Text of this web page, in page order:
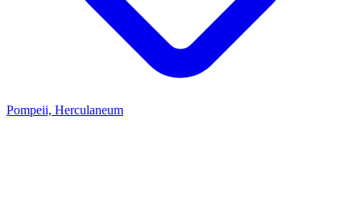
Pompeii, Herculaneum